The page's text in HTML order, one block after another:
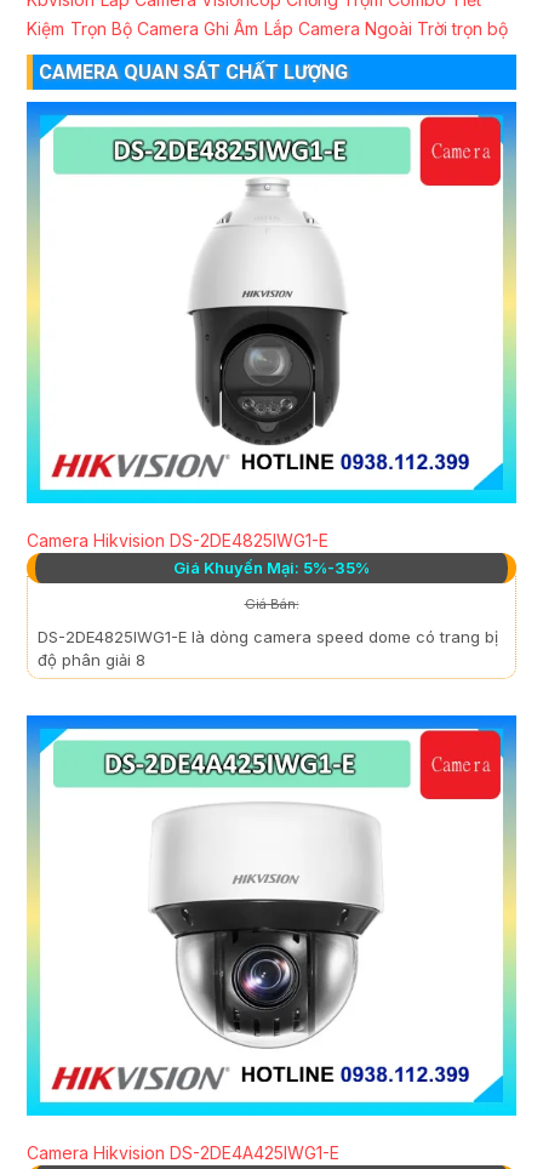
Kiệm Trọn Bộ Camera Ghi Âm Lắp Camera Ngoài Trời trọn bộ
CAMERA QUAN SÁT CHẤT LƯỢNG
Camera Hikvision DS-2DE4825IWG1-E
Giá Khuyến Mại: 5%-35%
Giá Bán:
DS-2DE4825IWG1-E là dòng camera speed dome có trang bị
độ phân giải 8
Camera Hikvision DS-2DE4A425IWG1-E